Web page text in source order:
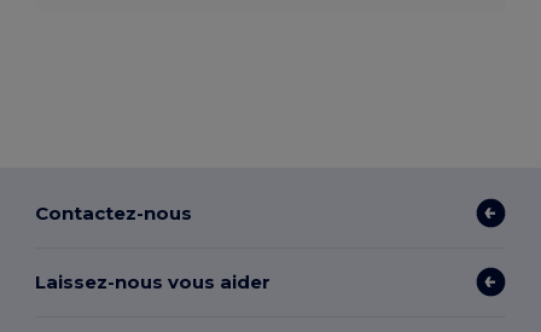
Contactez-nous
Laissez-nous vous aider